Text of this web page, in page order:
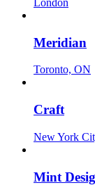
London
Meridian
Toronto, ON
Craft
New York
Mint